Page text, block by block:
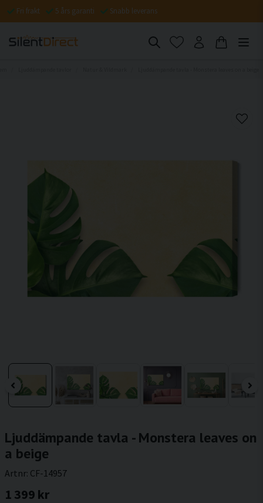
Fri frakt 5 års garanti Snabb leverans
Ljuddämpande tavla - Monstera leaves on
a beige
Artnr: CF-14957
1 399 kr